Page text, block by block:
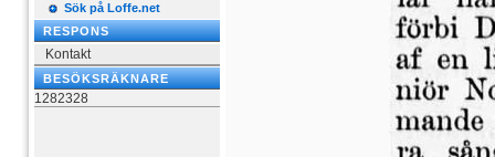
Sök på Loffe.net
RESPONS
Kontakt
BESÖKSRÄKNARE
1282328